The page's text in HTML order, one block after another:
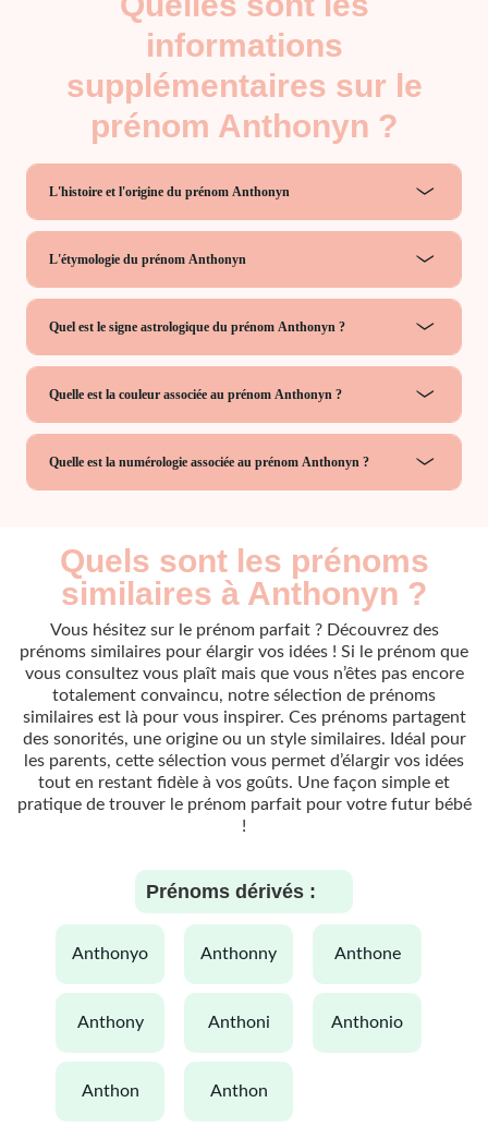
informations
supplémentaires sur le
prénom Anthonyn ?
L'histoire et l'origine du prénom Anthonyn
L'étymologie du prénom Anthonyn
Quel est le signe astrologique du prénom Anthonyn ?
Quelle est la couleur associée au prénom Anthonyn ?
Quelle est la numérologie associée au prénom Anthonyn ?
Quels sont les prénoms
similaires à Anthonyn ?
Vous hésitez sur le prénom parfait ? Découvrez des
prénoms similaires pour élargir vos idées ! Si le prénom que
vous consultez vous plaît mais que vous n’êtes pas encore
totalement convaincu, notre sélection de prénoms
similaires est là pour vous inspirer. Ces prénoms partagent
des sonorités, une origine ou un style similaires. Idéal pour
les parents, cette sélection vous permet d’élargir vos idées
tout en restant fidèle à vos goûts. Une façon simple et
pratique de trouver le prénom parfait pour votre futur bébé
!
Prénoms dérivés :
anthonyo anthonny anthone
anthony anthoni anthonio
anthon anthon